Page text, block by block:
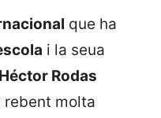
que ha
i la seua
Héctor Rodas
rebent molta